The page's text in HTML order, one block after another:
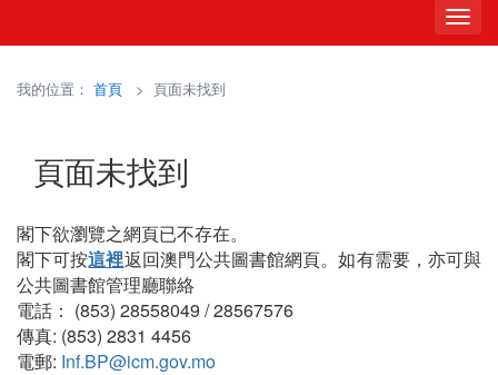
我的位置： 首頁 > 頁面未找到
頁面未找到
閣下欲瀏覽之網頁已不存在。
閣下可按這裡返回澳門公共圖書館網頁。如有需要，亦可與
公共圖書館管理廳聯絡
電話： (853) 28558049 / 28567576
傳真: (853) 2831 4456
電郵: Inf.BP@icm.gov.mo